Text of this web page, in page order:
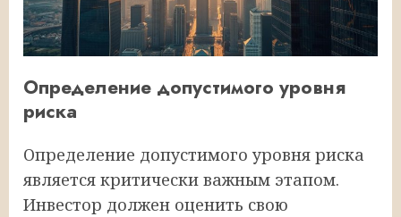
Определение допустимого уровня
риска
Определение допустимого уровня риска
является критически важным этапом.
Инвестор должен оценить свою